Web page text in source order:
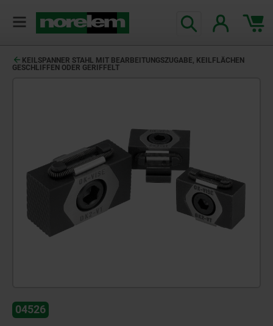
KEILSPANNER STAHL MIT BEARBEITUNGSZUGABE, KEILFLÄCHEN
GESCHLIFFEN ODER GERIFFELT
04526